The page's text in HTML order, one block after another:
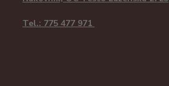
Tel.: 775 477 971